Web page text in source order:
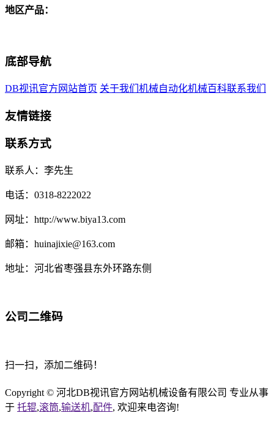
地区产品：
底部导航
DB视讯官方网站首页 关于我们 机械自动化机械百科联系我们
友情链接
联系方式
联系人：李先生
电话：0318-8222022
网址：http://www.biya13.com
邮箱：huinajixie@163.com
地址：河北省枣强县东外环路东侧
公司二维码
扫一扫，添加二维码！
Copyright © 河北DB视讯官方网站机械设备有限公司 专业从事
于 托辊,滚筒,输送机,配件, 欢迎来电咨询!